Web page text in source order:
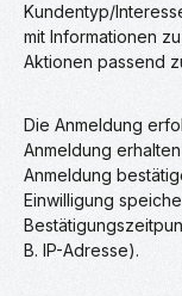
Kundentyp/
mit Informationen
Aktionen passend
Die Anmeldung
Anmeldung
Anmeldung
Einwilligung
B. IP-Adresse).